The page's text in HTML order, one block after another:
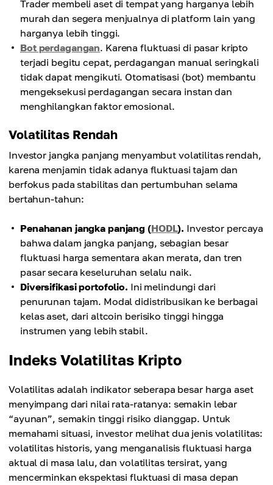
Trader membeli aset di tempat yang harganya lebih
murah dan segera menjualnya di platform lain yang
harganya lebih tinggi.
Bot perdagangan. Karena fluktuasi di pasar kripto
terjadi begitu cepat, perdagangan manual seringkali
tidak dapat mengikuti. Otomatisasi (bot) membantu
mengeksekusi perdagangan secara instan dan
menghilangkan faktor emosional.
Volatilitas Rendah
Investor jangka panjang menyambut volatilitas rendah,
karena menjamin tidak adanya fluktuasi tajam dan
berfokus pada stabilitas dan pertumbuhan selama
bertahun-tahun:
Penahanan jangka panjang (HODL). Investor percaya
bahwa dalam jangka panjang, sebagian besar
fluktuasi harga sementara akan merata, dan tren
pasar secara keseluruhan selalu naik.
Diversifikasi portofolio. Ini melindungi dari
penurunan tajam. Modal didistribusikan ke berbagai
kelas aset, dari altcoin berisiko tinggi hingga
instrumen yang lebih stabil.
Indeks Volatilitas Kripto
Volatilitas adalah indikator seberapa besar harga aset
menyimpang dari nilai rata-ratanya: semakin lebar
“ayunan”, semakin tinggi risiko dianggap. Untuk
memahami situasi, investor melihat dua jenis volatilitas:
volatilitas historis, yang menganalisis fluktuasi harga
aktual di masa lalu, dan volatilitas tersirat, yang
mencerminkan ekspektasi fluktuasi di masa depan